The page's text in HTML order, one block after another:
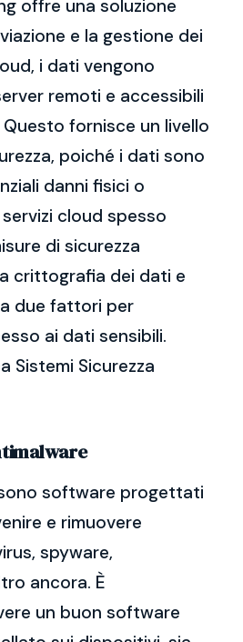
offre una soluzione
e la gestione dei
i dati vengono
remoti e accessibili
fornisce un livello
poiché i dati sono
danni fisici o
cloud spesso
di sicurezza
crittografia dei dati e
due fattori per
ai dati sensibili.
Sistemi Sicurezza
software progettati
e rimuovere
spyware,
ancora. È
un buon software